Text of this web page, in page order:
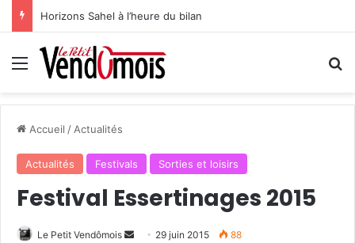
Horizons Sahel à l’heure du bilan
Menu
Accueil / Actualités
Actualités Festivals Sorties et loisirs
Festival Essertinages 2015
Le Petit Vendômois 29 juin 2015 88